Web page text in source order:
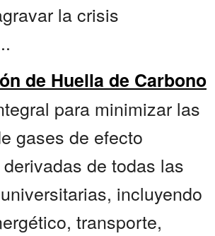
la crisis
de Huella de Carbono
para minimizar las
gases de efecto
de todas las
incluyendo
transporte,